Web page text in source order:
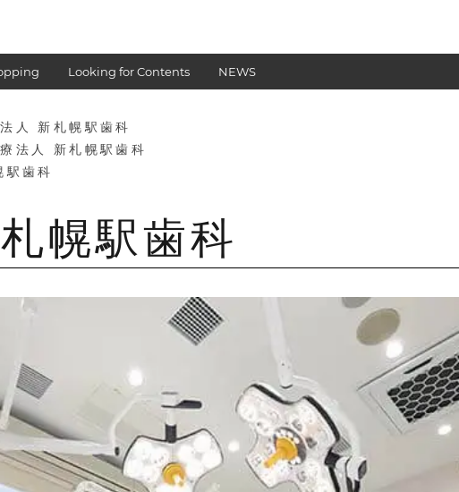
Looking for Contents NEWS
人 新札幌駅歯科
法人 新札幌駅歯科
歯科
幌駅歯科